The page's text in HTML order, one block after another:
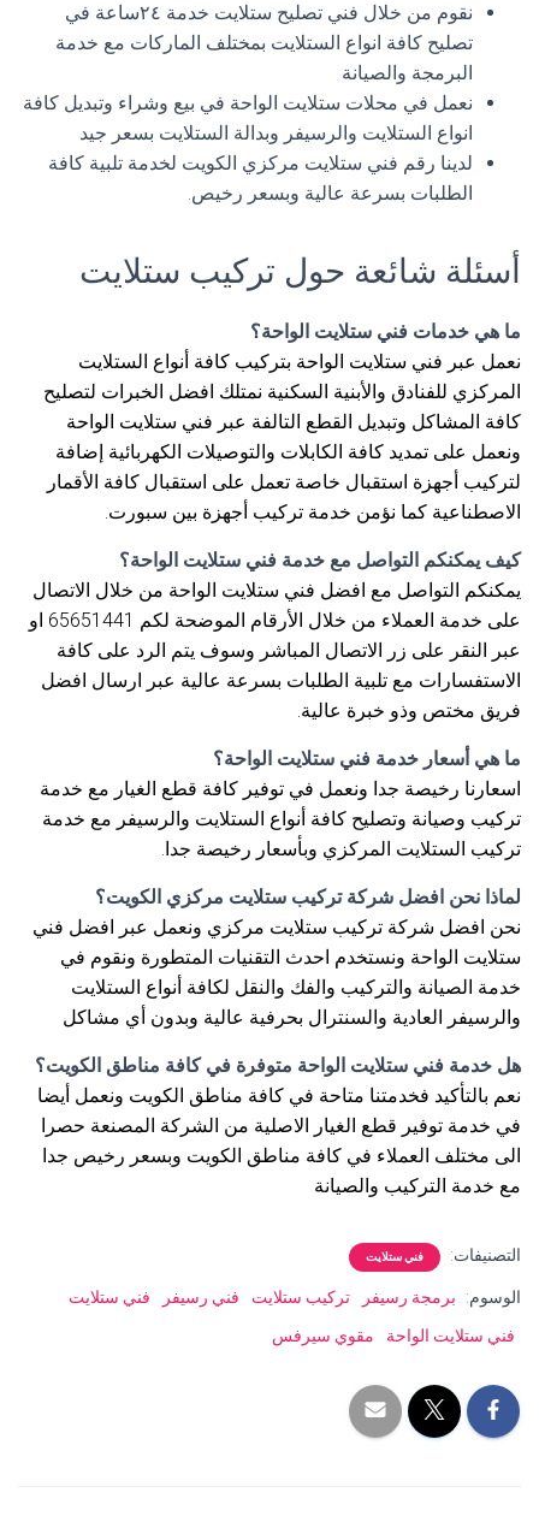
نقوم من خلال فني تصليح ستلايت خدمة ٢٤ساعة في
تصليح كافة انواع الستلايت بمختلف الماركات مع خدمة
البرمجة والصيانة
نعمل في محلات ستلايت الواحة في بيع وشراء وتبديل كافة
انواع الستلايت والرسيفر وبدالة الستلايت بسعر جيد
لدينا رقم فني ستلايت مركزي الكويت لخدمة تلبية كافة
الطلبات بسرعة عالية وبسعر رخيص.
أسئلة شائعة حول تركيب ستلايت
ما هي خدمات فني ستلايت الواحة؟
نعمل عبر فني ستلايت الواحة بتركيب كافة أنواع الستلايت
المركزي للفنادق والأبنية السكنية نمتلك افضل الخبرات لتصليح
كافة المشاكل وتبديل القطع التالفة عبر فني ستلايت الواحة
ونعمل على تمديد كافة الكابلات والتوصيلات الكهربائية إضافة
لتركيب أجهزة استقبال خاصة تعمل على استقبال كافة الأقمار
الاصطناعية كما نؤمن خدمة تركيب أجهزة بين سبورت.
كيف يمكنكم التواصل مع خدمة فني ستلايت الواحة؟
يمكنكم التواصل مع افضل فني ستلايت الواحة من خلال الاتصال
على خدمة العملاء من خلال الأرقام الموضحة لكم 65651441 او
عبر النقر على زر الاتصال المباشر وسوف يتم الرد على كافة
الاستفسارات مع تلبية الطلبات بسرعة عالية عبر ارسال افضل
فريق مختص وذو خبرة عالية.
ما هي أسعار خدمة فني ستلايت الواحة؟
اسعارنا رخيصة جدا ونعمل في توفير كافة قطع الغيار مع خدمة
تركيب وصيانة وتصليح كافة أنواع الستلايت والرسيفر مع خدمة
تركيب الستلايت المركزي وبأسعار رخيصة جدا.
لماذا نحن افضل شركة تركيب ستلايت مركزي الكويت؟
نحن افضل شركة تركيب ستلايت مركزي ونعمل عبر افضل فني
ستلايت الواحة ونستخدم احدث التقنيات المتطورة ونقوم في
خدمة الصيانة والتركيب والفك والنقل لكافة أنواع الستلايت
والرسيفر العادية والسنترال بحرفية عالية وبدون أي مشاكل
هل خدمة فني ستلايت الواحة متوفرة في كافة مناطق الكويت؟
نعم بالتأكيد فخدمتنا متاحة في كافة مناطق الكويت ونعمل أيضا
في خدمة توفير قطع الغيار الاصلية من الشركة المصنعة حصرا
الى مختلف العملاء في كافة مناطق الكويت وبسعر رخيص جدا
مع خدمة التركيب والصيانة
التصنيفات: فني ستلايت
الوسوم: برمجة رسيفر تركيب ستلايت فني رسيفر
فني ستلايت
فني ستلايت الواحة
مقوي سيرفس